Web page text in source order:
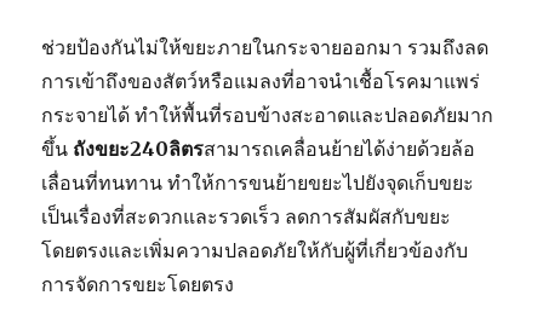
ช่วยป้องกันไม่ให้ขยะภายในกระจายออกมา รวมถึงลด
การเข้าถึงของสัตว์หรือแมลงที่อาจนำเชื้อโรคมาแพร่
กระจายได้ ทำให้พื้นที่รอบข้างสะอาดและปลอดภัยมาก
ขึ้น ถังขยะ240ลิตรสามารถเคลื่อนย้ายได้ง่ายด้วยล้อ
เลื่อนที่ทนทาน ทำให้การขนย้ายขยะไปยังจุดเก็บขยะ
เป็นเรื่องที่สะดวกและรวดเร็ว ลดการสัมผัสกับขยะ
โดยตรงและเพิ่มความปลอดภัยให้กับผู้ที่เกี่ยวข้องกับ
การจัดการขยะโดยตรง